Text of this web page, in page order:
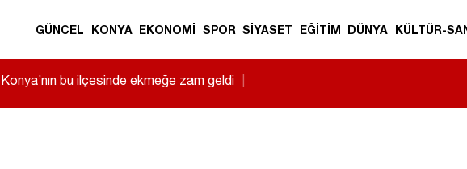
GÜNCEL KONYA EKONOMİ SPOR SİYASET EĞİTİM DÜNYA KÜLTÜR-
Konya’nın bu ilçesinde ekmeğe zam geldi